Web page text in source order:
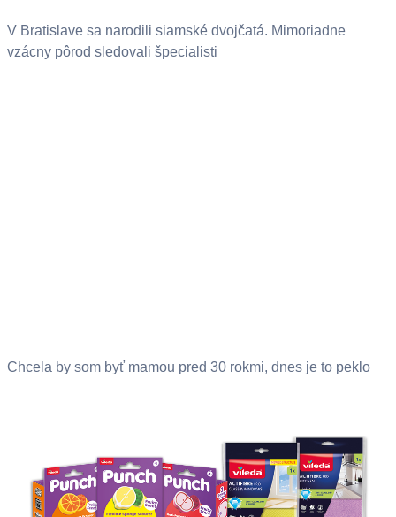
V Bratislave sa narodili siamské dvojčatá. Mimoriadne
vzácny pôrod sledovali špecialisti
Chcela by som byť mamou pred 30 rokmi, dnes je to peklo